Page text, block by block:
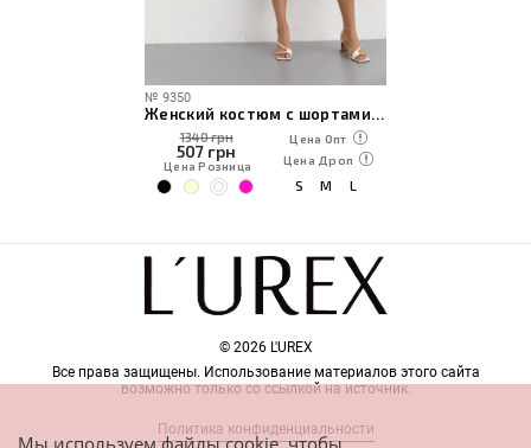
№ 9350
Женский костюм с шортами и топом на завязках
1340 грн
507 грн
Цена Розница
Цена Опт
Цена Дроп
S M L
© 2026 L'UREX
Все права защищены. Использование материалов этого сайта
возможно только со ссылкой на источник.
Политика конфиденциальности
Мы используем файлы cookie, чтобы